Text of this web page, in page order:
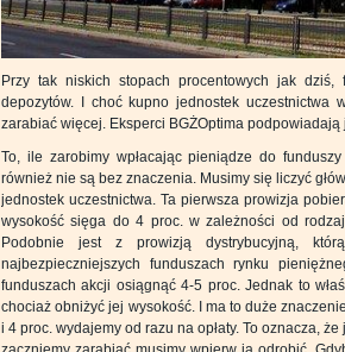
Przy tak niskich stopach procentowych jak
depozytów. I choć kupno jednostek uczestnictwa
zarabiać więcej. Eksperci BGŻOptima podpowiadają
To, ile zarobimy wpłacając pieniądze do
również nie są bez znaczenia. Musimy się liczyć
jednostek uczestnictwa. Ta pierwsza prowizja
wysokość sięga do 4 proc. w zależności od
Podobnie jest z prowizją dystrybucyjną,
najbezpieczniejszych funduszach rynku
funduszach akcji osiągnąć 4-5 proc. Jednak to
chociaż obniżyć jej wysokość. I ma to duże
i 4 proc. wydajemy od razu na opłaty. To oznacza,